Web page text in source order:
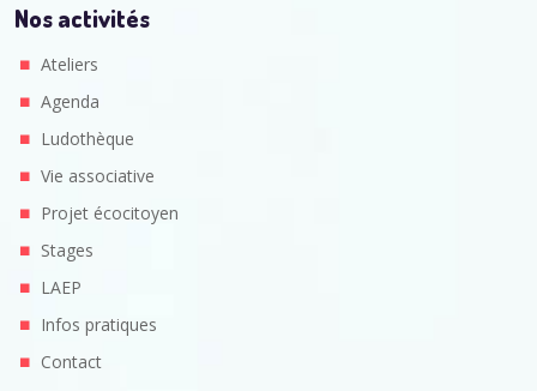
Nos activités
Ateliers
Agenda
Ludothèque
Vie associative
Projet écocitoyen
Stages
LAEP
Infos pratiques
Contact